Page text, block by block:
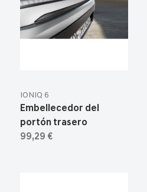
IONIQ 6
Embellecedor del
portón trasero
99,29 €